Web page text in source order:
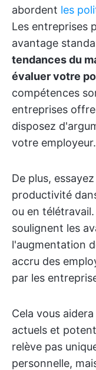
abordent les
Les entreprises
avantage
tendances du
évaluer votre
compétences
entreprises
disposez
votre employeur.
De plus,
productivité
ou en
soulignent les
l'augmentation
accru des
par les
Cela vous
actuels et
relève pas
personnelle,